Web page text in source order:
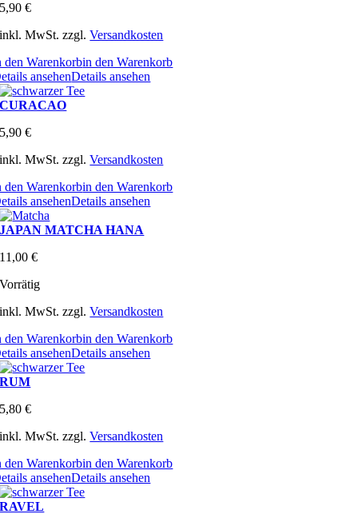
5,90€
inkl. MwSt. zzgl.Versandkosten
den Warenkorbin den Warenkorb
ansehenDetails ansehen
CURACAO
5,90€
inkl. MwSt. zzgl.Versandkosten
den Warenkorbin den Warenkorb
ansehenDetails ansehen
JAPAN MATCHA HANA
11,00€
Vorrätig
inkl. MwSt. zzgl.Versandkosten
den Warenkorbin den Warenkorb
ansehenDetails ansehen
RUM
5,80€
inkl. MwSt. zzgl.Versandkosten
den Warenkorbin den Warenkorb
ansehenDetails ansehen
RAVEL